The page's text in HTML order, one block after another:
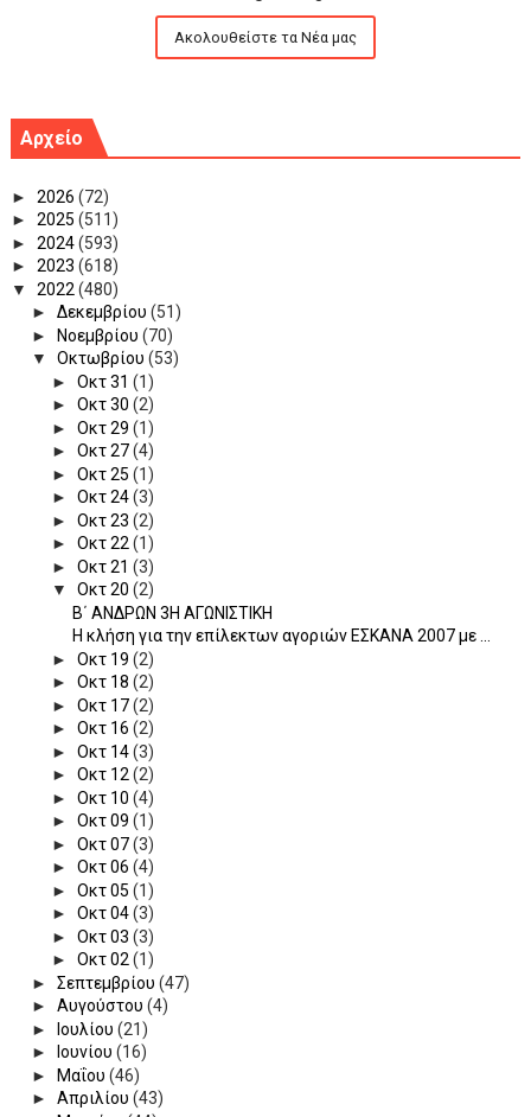
Ακολουθείστε τα Νέα μας
Αρχείο
► 2026 (72)
► 2025 (511)
► 2024(593)
► 2023 (618)
▼ 2022 (480)
► Δεκεμβρίου (51)
►
Νοεμβρίου (70)
▼ Οκτωβρίου (53)
► Οκτ 31 (1)
► Οκτ 30 (2)
► Οκτ 29 (1)
► Οκτ 27(4)
► Οκτ 25 (1)
► Οκτ 24(3)
► Οκτ 23 (2)
► Οκτ 22(1)
► Οκτ 21 (3)
▼ Οκτ 20 (2)
Β΄ ΑΝΔΡΩΝ 3Η ΑΓΩΝΙΣΤΙΚΗ
Η κλήση για την επίλεκτων αγοριών ΕΣΚΑΝΑ 2007 με ...
► Οκτ 19 (2)
► Οκτ 18 (2)
► Οκτ 17(2)
► Οκτ 16 (2)
► Οκτ 14(3)
► Οκτ 12(2)
► Οκτ 10 (4)
► Οκτ 09 (1)
► Οκτ 07(3)
► Οκτ 06 (4)
► Οκτ 05 (1)
► Οκτ 04(3)
► Οκτ 03 (3)
► Οκτ 02(1)
► Σεπτεμβρίου (47)
► Αυγούστου (4)
►
Ιουλίου (21)
►
Ιουνίου (16)
►
Μαΐου (46)
► Απριλίου (43)